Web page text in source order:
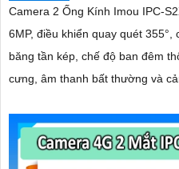
Camera 2 Ống Kính Imou IPC-
6MP, điều khiển quay quét
băng tần kép, chế độ ban đêm
cưng, âm thanh bất thường và